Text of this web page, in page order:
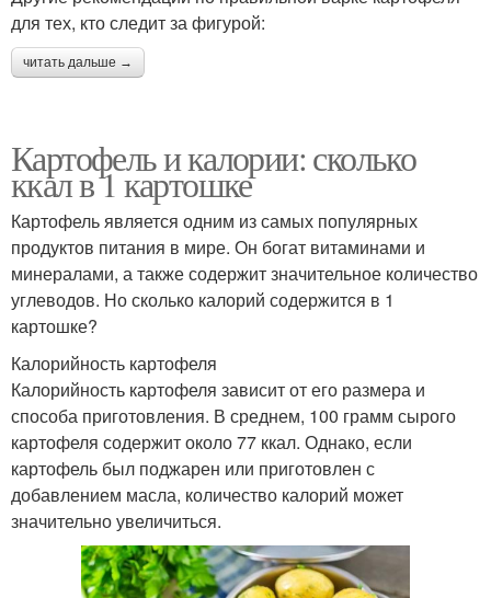
для тех, кто следит за фигурой:
читать дальше →
Картофель и калории: сколько
ккал в 1 картошке
Картофель является одним из самых популярных
продуктов питания в мире. Он богат витаминами и
минералами, а также содержит значительное количество
углеводов. Но сколько калорий содержится в 1
картошке?
Калорийность картофеля
Калорийность картофеля зависит от его размера и
способа приготовления. В среднем, 100 грамм сырого
картофеля содержит около 77 ккал. Однако, если
картофель был поджарен или приготовлен с
добавлением масла, количество калорий может
значительно увеличиться.